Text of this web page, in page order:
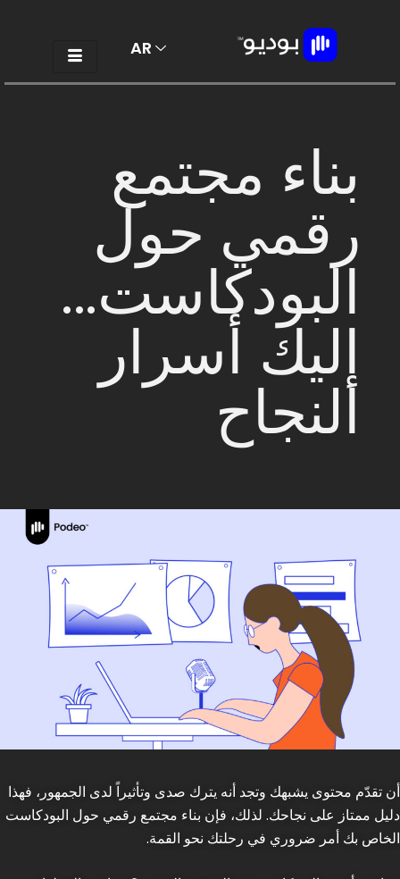
AR
بناء مجتمع
رقمي حول
البودكاست...
إليك أسرار
النجاح
أن تقدّم محتوى يشبهك وتجد أنه يترك صدى وتأثيراً لدى الجمهور، فهذا
دليل ممتاز على نجاحك. لذلك، فإن بناء مجتمع رقمي حول البودكاست
الخاص بك أمر ضروري في رحلتك نحو القمة.